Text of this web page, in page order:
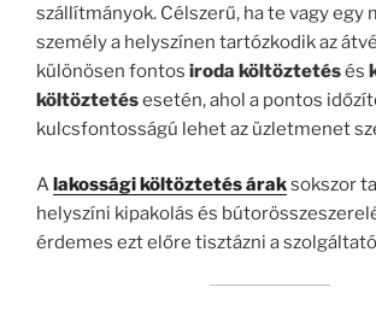
szállítmányok. Célszerű, ha te vagy egy
személy a helyszínen tartózkodik az
különösen fontos iroda költöztetésés
költöztetésesetén, ahol a pontos
kulcsfontosságú lehet az üzletmenet
A lakossági költöztetés áraksokszor
helyszíni kipakolás és
érdemes ezt előre tisztázni a